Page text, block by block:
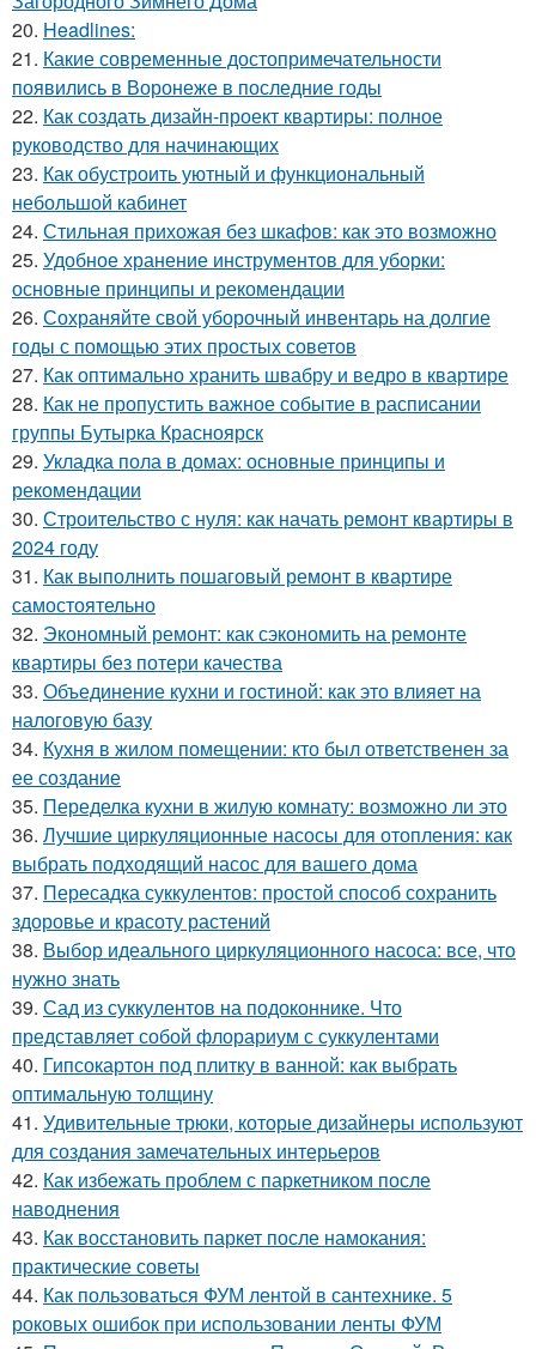
20. Headlines:
21. Какие современные достопримечательности
появились в Воронеже в последние годы
22. Как создать дизайн-проект квартиры: полное
руководство для начинающих
23. Как обустроить уютный и функциональный
небольшой кабинет
24. Стильная прихожая без шкафов: как это возможно
25. Удобное хранение инструментов для уборки:
основные принципы и рекомендации
26. Сохраняйте свой уборочный инвентарь на долгие
годы с помощью этих простых советов
27. Как оптимально хранить швабру и ведро в квартире
28. Как не пропустить важное событие в расписании
группы Бутырка Красноярск
29. Укладка пола в домах: основные принципы и
рекомендации
30. Строительство с нуля: как начать ремонт квартиры в
2024 году
31. Как выполнить пошаговый ремонт в квартире
самостоятельно
32. Экономный ремонт: как сэкономить на ремонте
квартиры без потери качества
33. Объединение кухни и гостиной: как это влияет на
налоговую базу
34. Кухня в жилом помещении: кто был ответственен за
ее создание
35. Переделка кухни в жилую комнату: возможно ли это
36. Лучшие циркуляционные насосы для отопления: как
выбрать подходящий насос для вашего дома
37. Пересадка суккулентов: простой способ сохранить
здоровье и красоту растений
38. Выбор идеального циркуляционного насоса: все, что
нужно знать
39. Сад из суккулентов на подоконнике. Что
представляет собой флорариум с суккулентами
40. Гипсокартон под плитку в ванной: как выбрать
оптимальную толщину
41. Удивительные трюки, которые дизайнеры используют
для создания замечательных интерьеров
42. Как избежать проблем с паркетником после
наводнения
43. Как восстановить паркет после намокания:
практические советы
44. Как пользоваться ФУМ лентой в сантехнике. 5
роковых ошибок при использовании ленты ФУМ